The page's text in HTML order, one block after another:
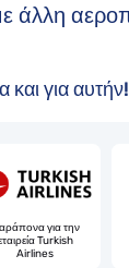
άλλη
και για αυτήν!
για την
Turkish
Airlines